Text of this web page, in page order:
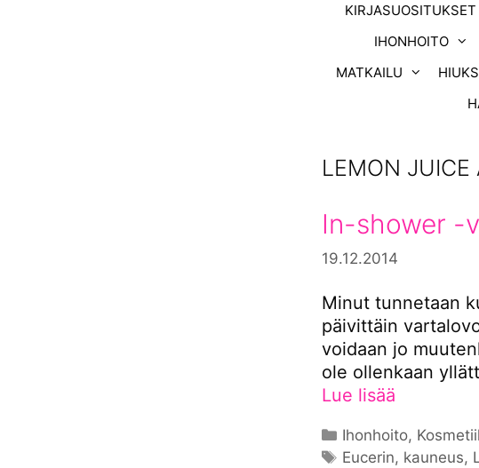
KIRJASUOSITUKSET
IHONHOITO
MATKAILU
LEMON JUICE
In-shower -
19.12.2014
Minut tunnetaan
päivittäin
voidaan jo
ole ollenkaan
Lue lisää
Kategoriat
Ihonhoito,
Avainsanat
Eucerin, kauneus,